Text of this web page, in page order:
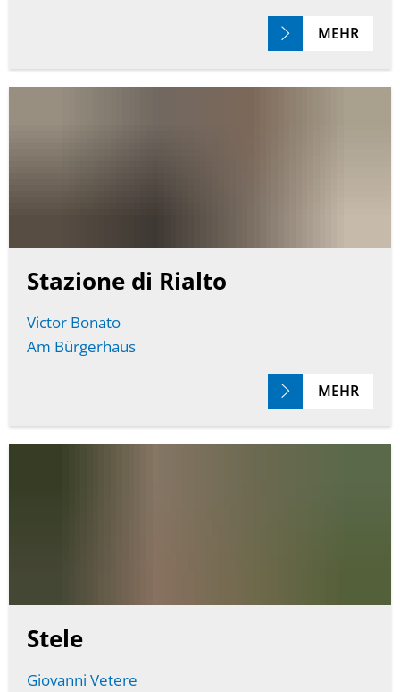
MEHR
Stazione di Rialto
Victor Bonato
Am Bürgerhaus
MEHR
Stele
Giovanni Vetere